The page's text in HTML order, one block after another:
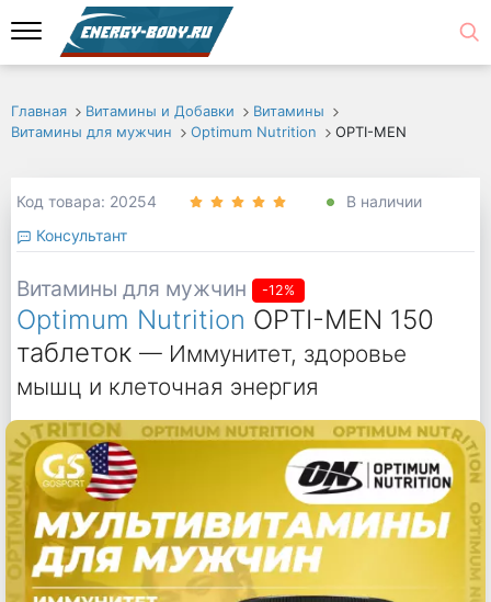
Главная Витамины и Добавки
Витамины
Витамины для мужчин
Optimum Nutrition OPTI-MEN
Код товара: 20254
В наличии
Консультант
Витамины для мужчин -12%
Optimum Nutrition OPTI-MEN 150
таблеток — Иммунитет, здоровье
мышц и клеточная энергия